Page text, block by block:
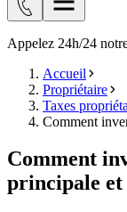
Appelez 24h/24
Accueil
Propriétaire
Taxes
Comment
Comment
principale et